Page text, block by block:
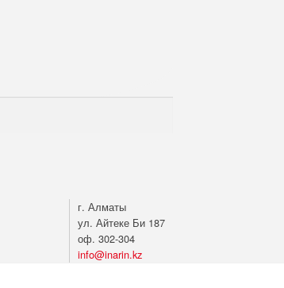
г. Алматы
ул. Айтеке Би 187
оф. 302-304
info@inarin.kz